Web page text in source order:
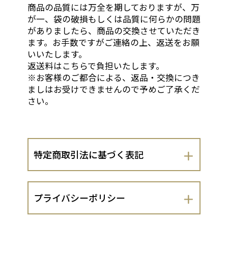
商品の品質には万全を期しておりますが、万
が一、袋の破損もしくは品質に何らかの問題
がありましたら、商品の交換させていただき
ます。お手数ですがご連絡の上、返送をお願
いいたします。
返送料はこちらで負担いたします。
※お客様のご都合による、返品・交換につき
ましはお受けできませんので予めご了承くだ
さい。
特定商取引法に基づく表記
会社名
プライバシーポリシー